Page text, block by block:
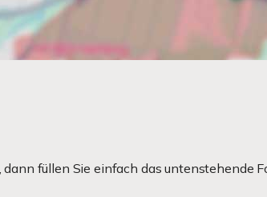
füllen Sie einfach das untenstehende